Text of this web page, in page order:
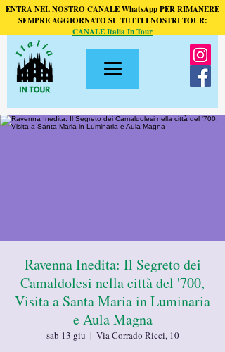
ENTRA NEL NOSTRO CANALE WhatsApp PER RIMANERE
SEMPRE AGGIORNATO SU TUTTI I NOSTRI TOUR:
CANALE Italia In Tour
Ravenna Inedita: Il Segreto dei
Camaldolesi nella città del '700,
Visita a Santa Maria in Luminaria
e Aula Magna
sab 13 giu
  |
Via Corrado Ricci, 10